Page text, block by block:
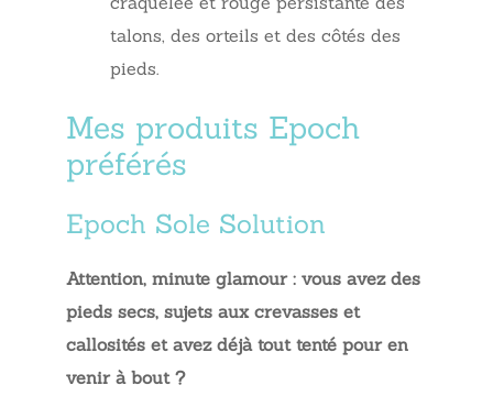
talons, des orteils et des côtés des
pieds.
Mes produits Epoch
préférés
Epoch Sole Solution
Attention, minute glamour : vous avez des
pieds secs, sujets aux crevasses et
callosités et avez déjà tout tenté pour en
venir à bout ?